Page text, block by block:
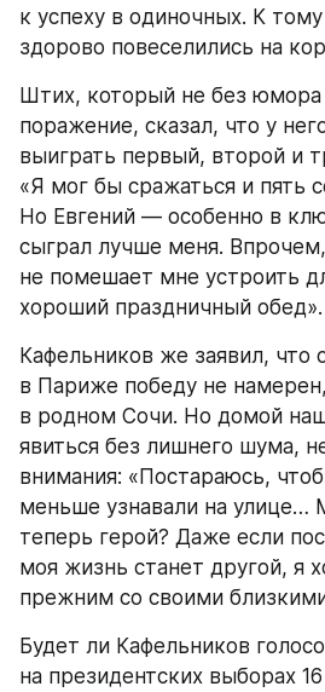
к успеху в одиночных. К
здорово повеселились на
Штих, который не без юмора
поражение, сказал, что у
выиграть первый, второй и
«Я мог бы сражаться и пять
Но Евгений — особенно в
сыграл лучше меня.
не помешает мне устроить
хороший праздничный обед».
Кафельников же заявил, что
в Париже победу не
в родном Сочи. Но домой
явиться без лишнего шума,
внимания: «Постараюсь,
меньше узнавали на улице…
теперь герой? Даже если
моя жизнь станет другой, я
прежним со своими
Будет ли Кафельников
на президентских выборах